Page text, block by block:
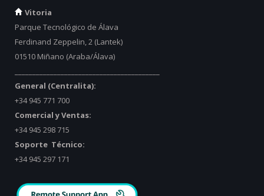
Vitoria
Parque Tecnológico de Álava
Ferdinand Zeppelin, 2 (Lantek)
01510 Miñano (Araba/Álava)
General (Centralita):
+34 945 771 700
Comercial y Ventas:
+34 945 298 715
Soporte Técnico:
+34 945 297 171